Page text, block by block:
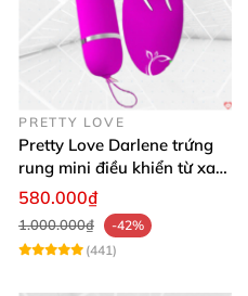
PRETTY LOVE
Pretty Love Darlene trứng
rung mini điều khiển từ xa
12 chế độ rung mạnh
580.000₫
1.000.000₫
-42%
(441)